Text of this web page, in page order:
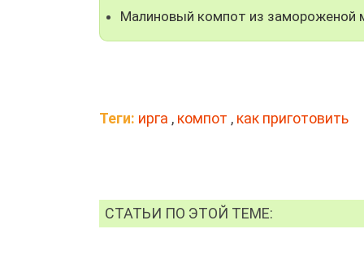
Малиновый компот из замороженой
Теги: ирга , компот , как приготовить
СТАТЬИ ПО ЭТОЙ ТЕМЕ: